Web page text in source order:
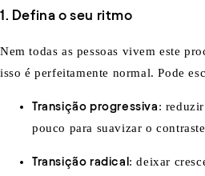
1. Defina o seu ritmo
Nem todas as pessoas vivem este
isso é perfeitamente normal. Pode
Transição progressiva:
pouco para suavizar o contraste
Transição radical : deixar